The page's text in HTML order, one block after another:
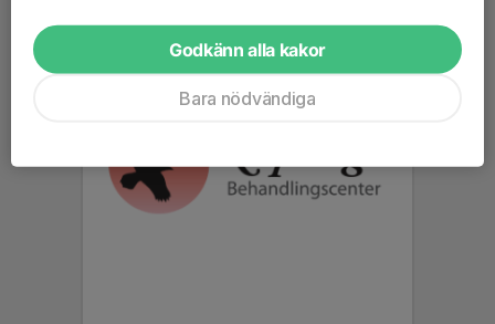
Godkänn alla kakor
Bara nödvändiga